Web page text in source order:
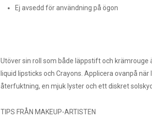
Ej avsedd för användning på ögon
Utöver sin roll som både läppstift och
liquid lipsticks och Crayons. Applicera ovanpå
återfuktning, en mjuk lyster och ett diskret
TIPS FRÅN MAKEUP-ARTISTEN